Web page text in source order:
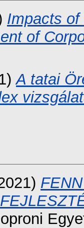
Impacts of
of
A tatai